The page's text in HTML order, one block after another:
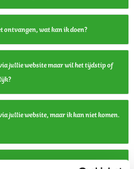
ontvangen, wat kan ik doen?
jullie website maar wil het tijdstip of
jullie website, maar ik kan niet komen.